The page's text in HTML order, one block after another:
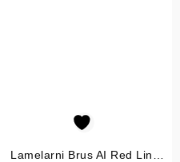
Lamelarni Brus AI Red Line